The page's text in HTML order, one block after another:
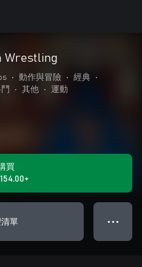
Wrestling
• 動作與冒險 • 經典
•
• 其他 • 運動
買
單 ● ● ●